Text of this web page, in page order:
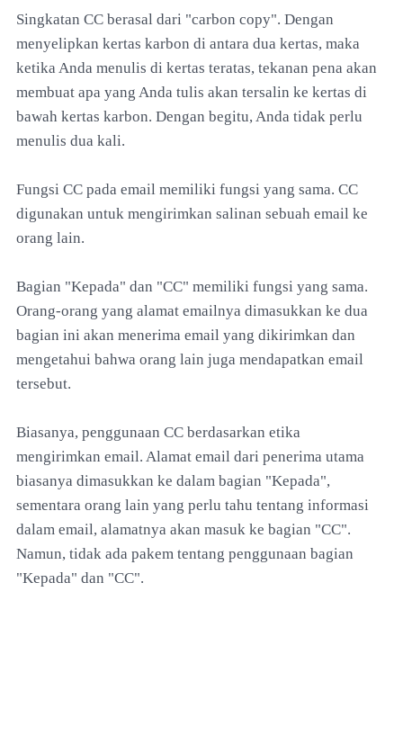
Singkatan CC berasal dari "carbon copy". Dengan
menyelipkan kertas karbon di antara dua kertas, maka
ketika Anda menulis di kertas teratas, tekanan pena akan
membuat apa yang Anda tulis akan tersalin ke kertas di
bawah kertas karbon. Dengan begitu, Anda tidak perlu
menulis dua kali.
Fungsi CC pada email memiliki fungsi yang sama. CC
digunakan untuk mengirimkan salinan sebuah email ke
orang lain.
Bagian "Kepada" dan "CC" memiliki fungsi yang sama.
Orang-orang yang alamat emailnya dimasukkan ke dua
bagian ini akan menerima email yang dikirimkan dan
mengetahui bahwa orang lain juga mendapatkan email
tersebut.
Biasanya, penggunaan CC berdasarkan etika
mengirimkan email. Alamat email dari penerima utama
biasanya dimasukkan ke dalam bagian "Kepada",
sementara orang lain yang perlu tahu tentang informasi
dalam email, alamatnya akan masuk ke bagian "CC".
Namun, tidak ada pakem tentang penggunaan bagian
"Kepada" dan "CC".